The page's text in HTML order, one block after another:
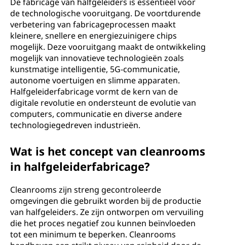
de technologische vooruitgang. De voortdurende
verbetering van fabricageprocessen maakt
kleinere, snellere en energiezuinigere chips
mogelijk. Deze vooruitgang maakt de ontwikkeling
mogelijk van innovatieve technologieën zoals
kunstmatige intelligentie, 5G-communicatie,
autonome voertuigen en slimme apparaten.
Halfgeleiderfabricage vormt de kern van de
digitale revolutie en ondersteunt de evolutie van
computers, communicatie en diverse andere
technologiegedreven industrieën.
Wat is het concept van cleanrooms
in halfgeleiderfabricage?
Cleanrooms zijn streng gecontroleerde
omgevingen die gebruikt worden bij de productie
van halfgeleiders. Ze zijn ontworpen om vervuiling
die het proces negatief zou kunnen beïnvloeden
tot een minimum te beperken. Cleanrooms